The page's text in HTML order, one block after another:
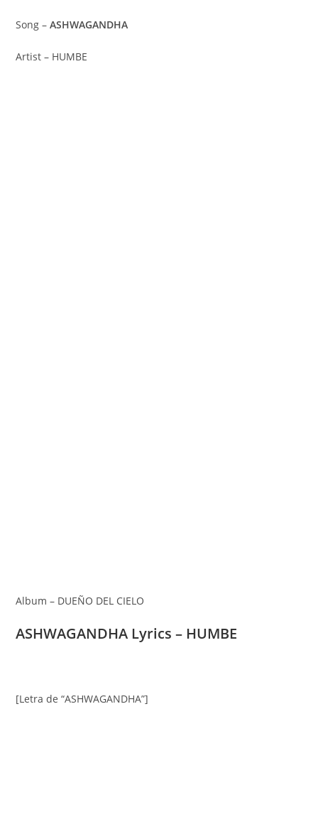
Song –ASHWAGANDHA
Artist – HUMBE
Album – DUEÑO DEL CIELO
ASHWAGANDHA Lyrics – HUMBE
[Letra de “ASHWAGANDHA”]